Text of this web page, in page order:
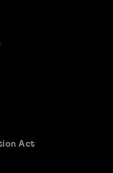
Act